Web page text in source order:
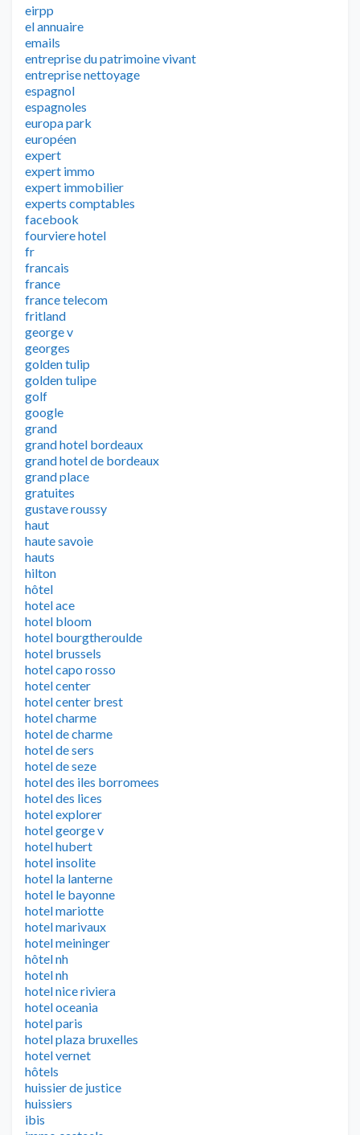
eirpp
el annuaire
emails
entreprise du patrimoine vivant
entreprise nettoyage
espagnol
espagnoles
europa park
européen
expert
expert immo
expert immobilier
experts comptables
facebook
fourviere hotel
fr
francais
france
france telecom
fritland
george v
georges
golden tulip
golden tulipe
golf
google
grand
grand hotel bordeaux
grand hotel de bordeaux
grand place
gratuites
gustave roussy
haut
haute savoie
hauts
hilton
hôtel
hotel ace
hotel bloom
hotel bourgtheroulde
hotel brussels
hotel capo rosso
hotel center
hotel center brest
hotel charme
hotel de charme
hotel de sers
hotel de seze
hotel des iles borromees
hotel des lices
hotel explorer
hotel george v
hotel hubert
hotel insolite
hotel la lanterne
hotel le bayonne
hotel mariotte
hotel marivaux
hotel meininger
hôtel nh
hotel nh
hotel nice riviera
hotel oceania
hotel paris
hotel plaza bruxelles
hotel vernet
hôtels
huissier de justice
huissiers
ibis